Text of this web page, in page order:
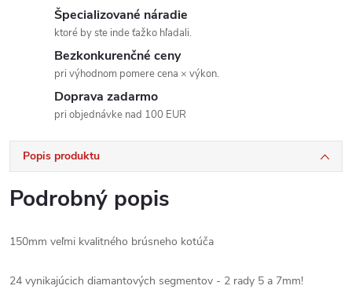
Špecializované náradie
ktoré by ste inde ťažko hľadali.
Bezkonkurenčné ceny
pri výhodnom pomere cena × výkon.
Doprava zadarmo
pri objednávke nad 100 EUR
Popis produktu
Podrobný popis
150mm veľmi kvalitného brúsneho kotúča
24 vynikajúcich diamantových segmentov - 2 rady 5 a 7mm!